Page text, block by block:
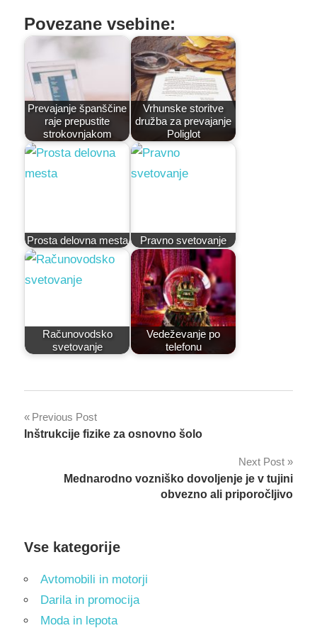
Povezane vsebine:
Prevajanje španščine
raje prepustite
strokovnjakom
Vrhunske storitve
družba za prevajanje
Poliglot
Prosta delovna mesta Pravno svetovanje
Računovodsko
svetovanje
Vedeževanje po
telefonu
Post
Previous Post
Inštrukcije fizike za osnovno šolo
Next Post
Mednarodno vozniško dovoljenje je v tujini
obvezno ali priporočljivo
Vse kategorije
Avtomobili in motorji
Darila in promocija
Moda in lepota